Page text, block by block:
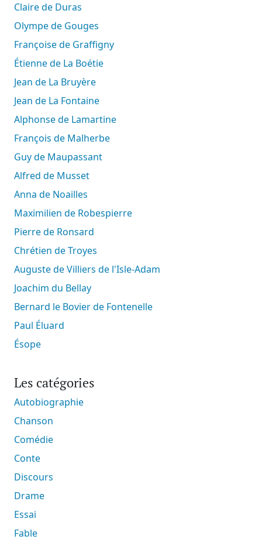
Claire de Duras
Olympe de Gouges
Françoise de Graffigny
Étienne de La Boétie
Jean de La Bruyère
Jean de La Fontaine
Alphonse de Lamartine
François de Malherbe
Guy de Maupassant
Alfred de Musset
Anna de Noailles
Maximilien de Robespierre
Pierre de Ronsard
Chrétien de Troyes
Auguste de Villiers de l'Isle-Adam
Joachim du Bellay
Bernard le Bovier de Fontenelle
Paul Éluard
Ésope
Les catégories
Autobiographie
Chanson
Comédie
Conte
Discours
Drame
Essai
Fable